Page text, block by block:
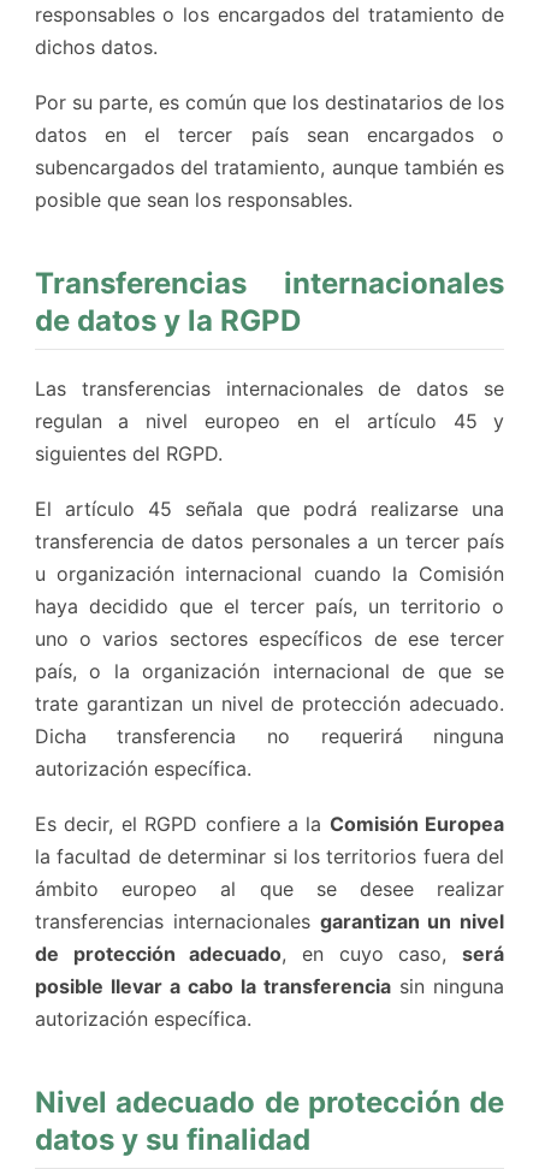
responsables o los encargados del tratamiento de
dichos datos.
Por su parte, es común que los destinatarios de los
datos en el tercer país sean encargados o
subencargados del tratamiento, aunque también es
posible que sean los responsables.
Transferencias internacionales
de datos y la RGPD
Las transferencias internacionales de datos se
regulan a nivel europeo en el artículo 45 y
siguientes del RGPD.
El artículo 45 señala que podrá realizarse una
transferencia de datos personales a un tercer país
u organización internacional cuando la Comisión
haya decidido que el tercer país, un territorio o
uno o varios sectores específicos de ese tercer
país, o la organización internacional de que se
trate garantizan un nivel de protección adecuado.
Dicha transferencia no requerirá ninguna
autorización específica.
Es decir, el RGPD confiere a la Comisión Europea
la facultad de determinar si los territorios fuera del
ámbito europeo al que se desee realizar
transferencias internacionales garantizan un nivel
de protección adecuado, en cuyo caso,será
posible llevar a cabo la transferencia sin ninguna
autorización específica.
Nivel adecuado de protección de
datos y su finalidad